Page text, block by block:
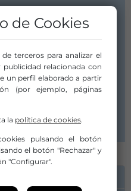
de Cookies
terceros para analizar el
relacionada con
un perfil elaborado a partir
(por ejemplo, páginas
la política de cookies.
pulsando el botón
el botón "Rechazar" y
"Configurar".